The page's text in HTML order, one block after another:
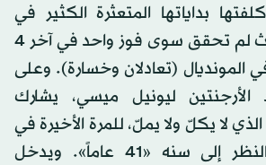
كلفتها بداياتها المتعثرة الكثير في
النسخ الأخيرة؛ حيث لم تحقق سوى فوز واحد في آخر 4
المونديال (تعادلان وخسارة). وعلى
الأرجنتين ليونيل ميسي، يشارك
لا يكلّ ولا يملّ، للمرة الأخيرة في
العرس العالمي بالنظر إلى سنه «41 عاماً». ويدخل